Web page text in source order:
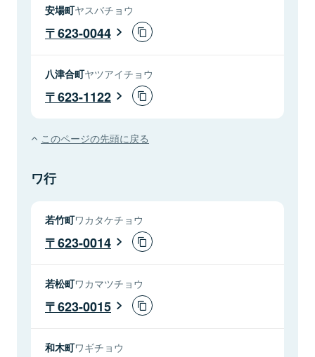
安場町ヤスバチョウ
623-0044
八津合町ヤツアイチョウ
623-1122
このページの先頭に戻る
ワ行
若竹町ワカタケチョウ
623-0014
若松町ワカマツチョウ
623-0015
和木町ワギチョウ